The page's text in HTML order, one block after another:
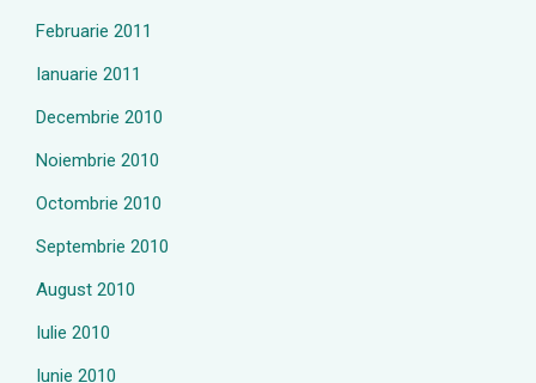
Februarie 2011
Ianuarie 2011
Decembrie 2010
Noiembrie 2010
Octombrie 2010
Septembrie 2010
August 2010
Iulie 2010
Iunie 2010